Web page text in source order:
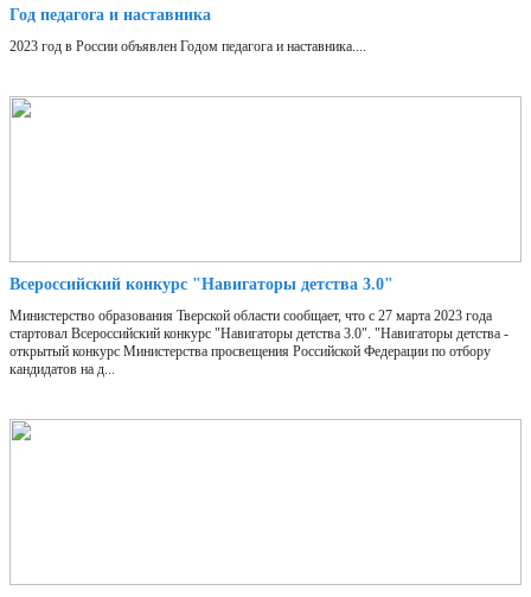
Год педагога и наставника
2023 год в России объявлен Годом педагога и наставника....
Всероссийский конкурс "Навигаторы детства 3.0"
Министерство образования Тверской области сообщает, что с 27 марта 2023 года
стартовал Всероссийский конкурс "Навигаторы детства 3.0". "Навигаторы детства -
открытый конкурс Министерства просвещения Российской Федерации по отбору
кандидатов на д...